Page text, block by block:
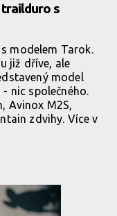
s
modelem Tarok.
již dříve, ale
model
nic společného.
Avinox M2S,
zdvihy. Více v